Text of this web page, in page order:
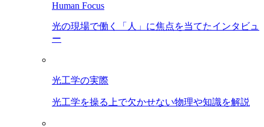
Human Focus
光の現場で働く「人」に焦点を当てたインタビュ
ー
光工学の実際
光工学を操る上で欠かせない物理や知識を解説